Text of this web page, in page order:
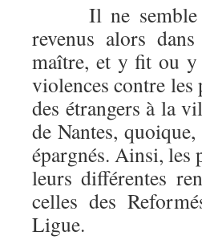
Il ne semble
revenus alors
maître, et y fit ou y
violences contre
des étrangers à la
de Nantes,
épargnés. Ainsi, les
leurs différentes
celles des
Ligue.